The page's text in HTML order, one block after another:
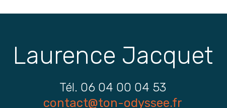
Laurence Jacquet
Tél. 06 04 00 04 53
contact@ton-odyssee.fr